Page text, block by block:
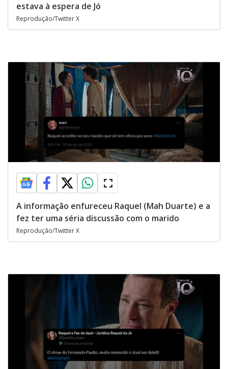
estava à espera de Jó
Reprodução/Twitter X
A informação enfureceu Raquel (Mah Duarte) e a
fez ter uma séria discussão com o marido
Reprodução/Twitter X